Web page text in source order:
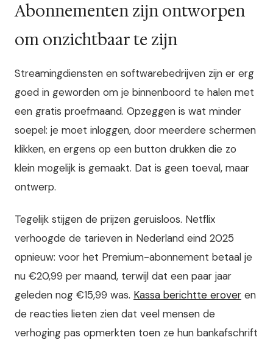
Abonnementen zijn ontworpen
om onzichtbaar te zijn
Streamingdiensten en softwarebedrijven zijn er erg
goed in geworden om je binnenboord te halen met
een gratis proefmaand. Opzeggen is wat minder
soepel: je moet inloggen, door meerdere schermen
klikken, en ergens op een button drukken die zo
klein mogelijk is gemaakt. Dat is geen toeval, maar
ontwerp.
Tegelijk stijgen de prijzen geruisloos. Netflix
verhoogde de tarieven in Nederland eind 2025
opnieuw: voor het Premium-abonnement betaal je
nu €20,99 per maand, terwijl dat een paar jaar
geleden nog €15,99 was. Kassa berichtte erover en
de reacties lieten zien dat veel mensen de
verhoging pas opmerkten toen ze hun bankafschrift